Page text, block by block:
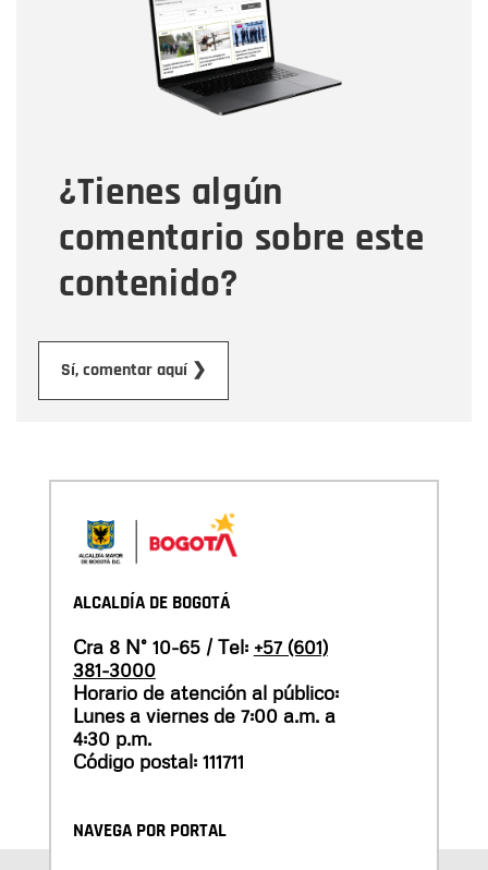
¿Tienes algún
comentario sobre este
contenido?
Sí, comentar aquí ❯
Correo electrónico
Tipo de comentario
Mensaje
ALCALDÍA DE BOGOTÁ
Cra 8 N° 10-65 / Tel: +57 (601)
381-3000
Horario de atención al público:
Lunes a viernes de 7:00 a.m. a
4:30 p.m.
Código postal: 111711
NAVEGA POR PORTAL